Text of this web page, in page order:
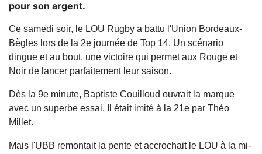
pour son argent.
Ce samedi soir, le LOU Rugby a battu l'Union Bordeaux-
Bègles lors de la 2e journée de Top 14. Un scénario
dingue et au bout, une victoire qui permet aux Rouge et
Noir de lancer parfaitement leur saison.
Dès la 9e minute, Baptiste Couilloud ouvrait la marque
avec un superbe essai. Il était imité à la 21e par Théo
Millet.
Mais l'UBB remontait la pente et accrochait le LOU à la mi-